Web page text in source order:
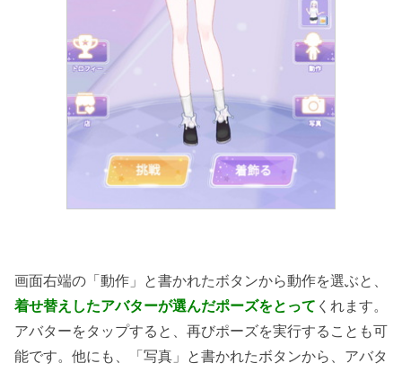
画面右端の「動作」と書かれたボタンから動作を選ぶと、
着せ替えしたアバターが選んだポーズをとって くれます。
アバターをタップすると、再びポーズを実行することも可
能です。他にも、「写真」と書かれたボタンから、アバタ